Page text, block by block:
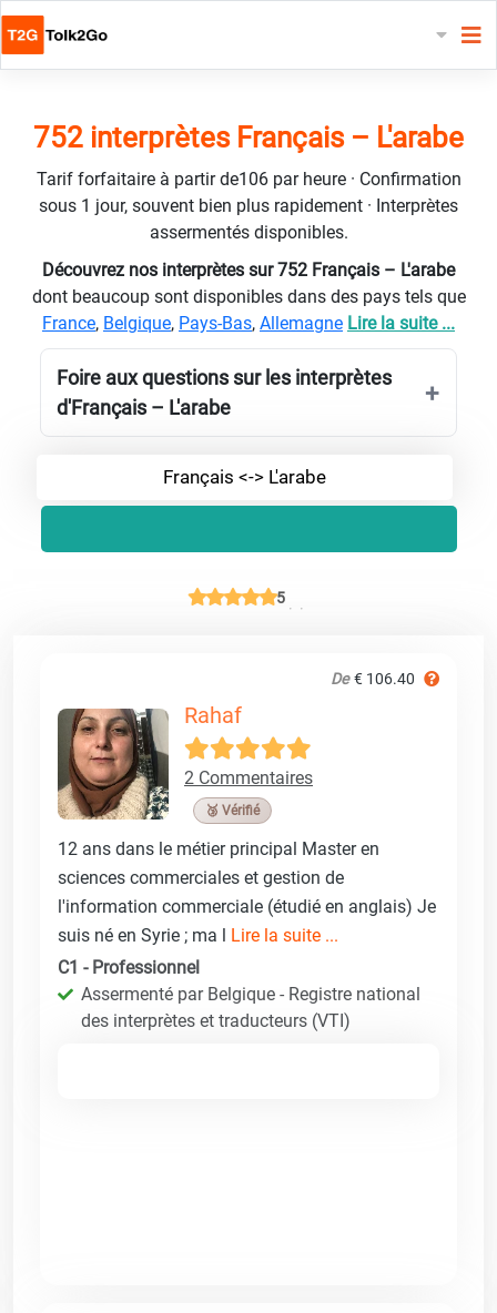
752 interprètes Français – L'arabe
Tarif forfaitaire à partir de106 par heure · Confirmation
sous 1 jour, souvent bien plus rapidement · Interprètes
assermentés disponibles.
Découvrez nos interprètes sur 752 Français – L'arabe
dont beaucoup sont disponibles dans des pays tels que
France, Belgique, Pays-Bas, Allemagne Lire la suite ...
Foire aux questions sur les interprètes
d'Français – L'arabe
Français <-> L'arabe
5
De € 106.40
Rahaf
2 Commentaires
🥉 Vérifié
12 ans dans le métier principal Master en
sciences commerciales et gestion de
l'information commerciale (étudié en anglais) Je
suis né en Syrie ; ma l Lire la suite ...
C1 - Professionnel
Assermenté par Belgique - Registre national
des interprètes et traducteurs (VTI)